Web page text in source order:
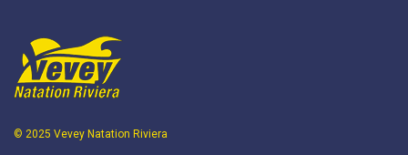
© 2025 Vevey Natation Riviera